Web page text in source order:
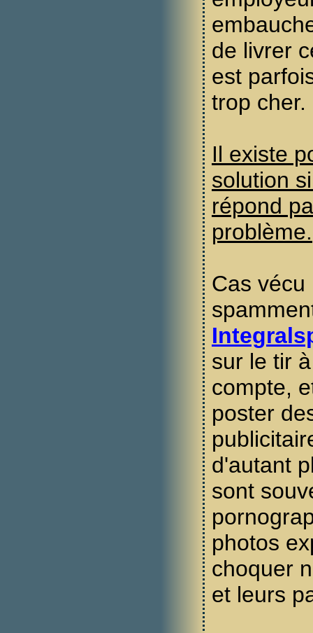
de livrer
est
trop cher.
Il existe
solution
répond
problème.
Cas vécu
sur le tir
compte,
poster
d'autant
sont
photos
choquer
et leurs